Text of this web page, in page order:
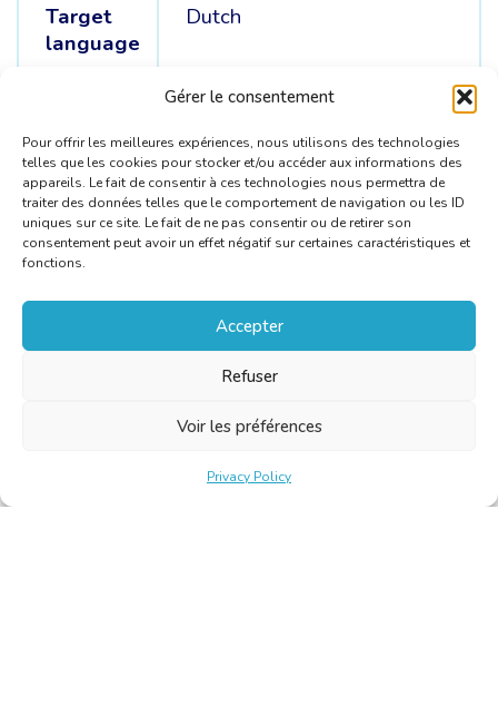
Gérer le consentement
Pour offrir les meilleures expériences, nous utilisons des technologies
telles que les cookies pour stocker et/ou accéder aux informations des
appareils. Le fait de consentir à ces technologies nous permettra de
traiter des données telles que le comportement de navigation ou les ID
uniques sur ce site. Le fait de ne pas consentir ou de retirer son
consentement peut avoir un effet négatif sur certaines caractéristiques et
fonctions.
Accepter
Refuser
Voir les préférences
Privacy Policy
Target
language
Dutch
French /German